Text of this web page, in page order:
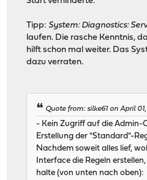
Tipp: System: Diagnostics:
laufen. Die rasche Kenntnis,
hilft schon mal weiter. Das
dazu verraten.
Quote from: silke61 on April
- Kein Zugriff auf die Admin-
Erstellung der "Standard"-
Nachdem soweit alles lief,
Interface die Regeln
halte (von unten nach oben):